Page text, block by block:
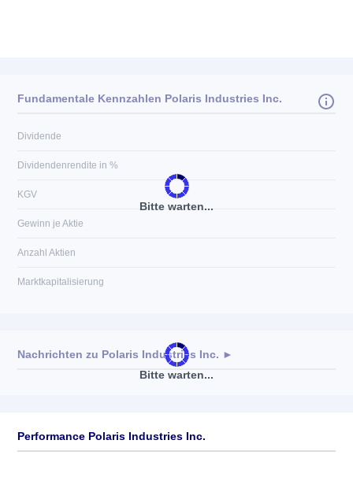
Bitte warten...
Fundamentale Kennzahlen Polaris Industries Inc.
Dividende
Dividendenrendite in %
KGV
Gewinn je Aktie
Anzahl Aktien
Marktkapitalisierung
Bitte warten...
Nachrichten zu Polaris Industries Inc. ►
Performance Polaris Industries Inc.